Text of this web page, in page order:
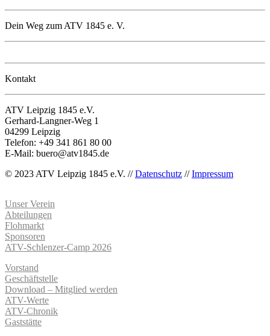
Dein Weg zum ATV 1845 e. V.
Kontakt
ATV Leipzig 1845 e.V.
Gerhard-Langner-Weg 1
04299 Leipzig
Telefon: +49 341 861 80 00
E-Mail: buero@atv1845.de
© 2023 ATV Leipzig 1845 e.V. //Datenschutz //Impressum
Unser Verein
Abteilungen
Flohmarkt
Sponsoren
ATV-Schlenzer-Camp 2026
Vorstand
Geschäftstelle
Download – Mitglied werden
ATV-Werte
ATV-Chronik
Gaststätte